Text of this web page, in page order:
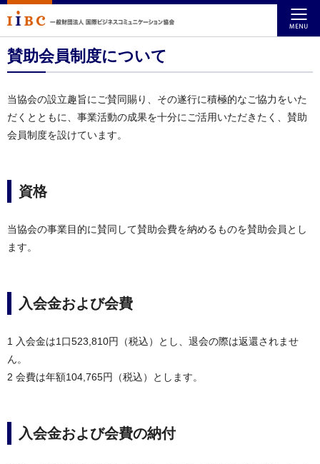
賛助会員制度について
当協会の設立趣旨にご賛同賜り、その遂行に積極的なご協力をいた
だくとともに、事業活動の成果を十分にご活用いただきたく、賛助
会員制度を設けています。
資格
当協会の事業目的に賛同して賛助会費を納めるものを賛助会員とし
ます。
入会金および会費
1 入会金は1口523,810円（税込）とし、退会の際は返還されませ
ん。
2 会費は年額104,765円（税込）とします。
入会金および会費の納付